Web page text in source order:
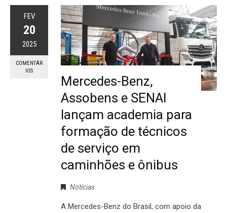
FEV
20
2025
COMENTÁR
IOS
Mercedes-Benz,
Assobens e SENAI
lançam academia para
formação de técnicos
de serviço em
caminhões e ônibus
Notícias
A Mercedes-Benz do Brasil, com apoio da